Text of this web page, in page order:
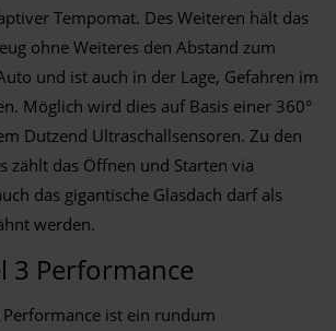
Tempomat. Des Weiteren hält das
ohne Weiteres den Abstand zum
und ist auch in der Lage, Gefahren im
Möglich wird dies auf Basis einer 360°
Dutzend Ultraschallsensoren. Zu den
zählt das Öffnen und Starten via
das gigantische Glasdach darf als
werden.
3 Performance
ist ein rundum